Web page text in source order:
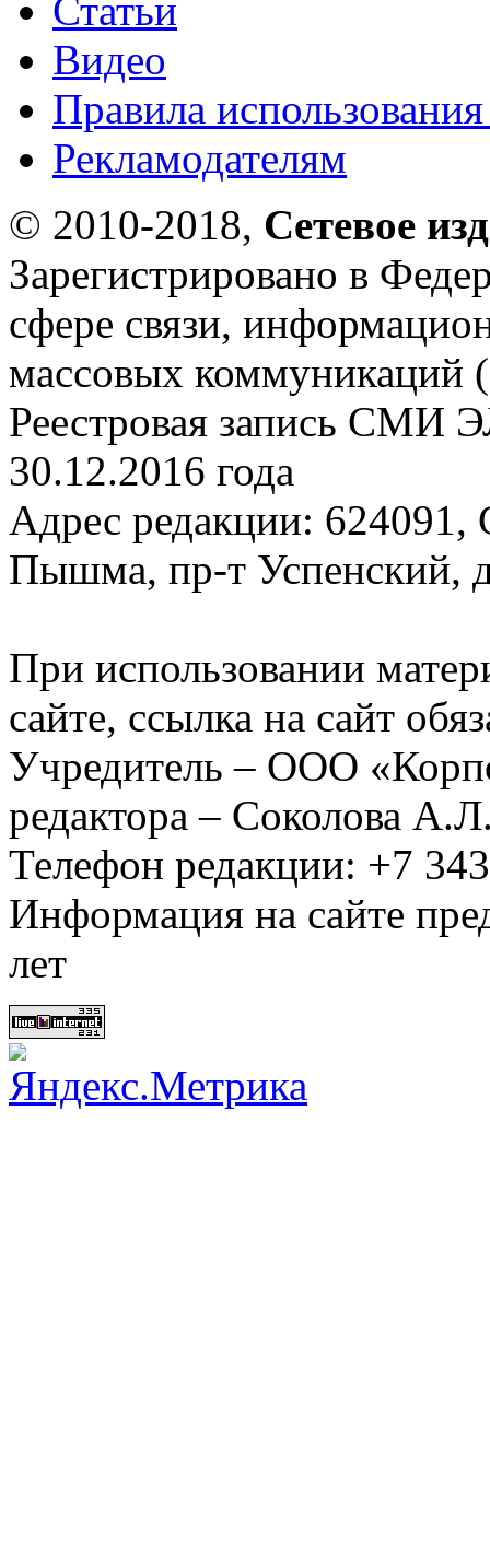
Статьи
Видео
Правила
Рекламодателям
© 2010-2018, Сетевое
Зарегистрировано в
сфере связи,
массовых коммуникаций
Реестровая запись СМИ
30.12.2016 года
Адрес редакции: 624091,
Пышма, пр-т Успенский,
При использовании
сайте, ссылка на сайт
Учредитель – ООО
редактора – Соколова
Телефон редакции: +7
Информация на сайте
лет